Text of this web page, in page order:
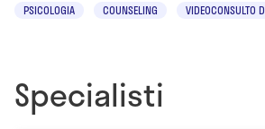
PSICOLOGIA COUNSELING VIDEOCONSULTO
Specialisti